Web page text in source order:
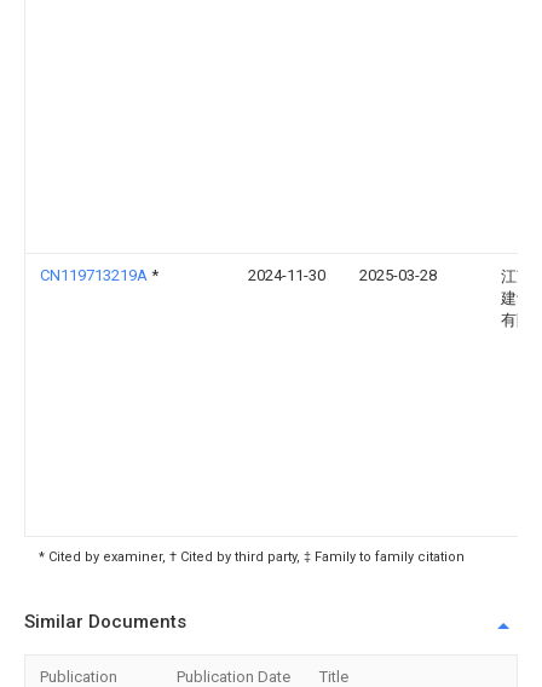
CN119713219A * 2024-11-30 2025-03-28
江苏
建设
有限
* Cited by examiner, † Cited by third party, ‡ Family to family citation
Similar Documents
Publication Publication Date Title